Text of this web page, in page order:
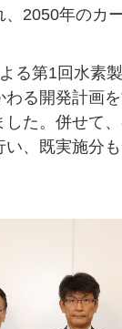
、2050年のカ
る第1回水素
る開発計画
た。併せて
、既実施分